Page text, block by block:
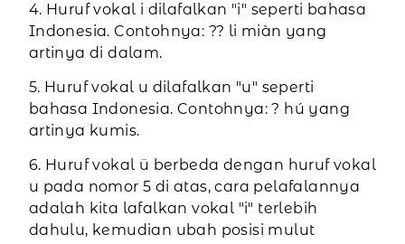
4. Huruf vokal i dilafalkan "i" seperti bahasa
Indonesia. Contohnya: ?? li miàn yang
artinya di dalam.
5. Huruf vokal u dilafalkan "u" seperti
bahasa Indonesia. Contohnya: ? hú yang
artinya kumis.
6. Huruf vokal ü berbeda dengan huruf vokal
u pada nomor 5 di atas, cara pelafalannya
adalah kita lafalkan vokal "i" terlebih
dahulu, kemudian ubah posisi mulut